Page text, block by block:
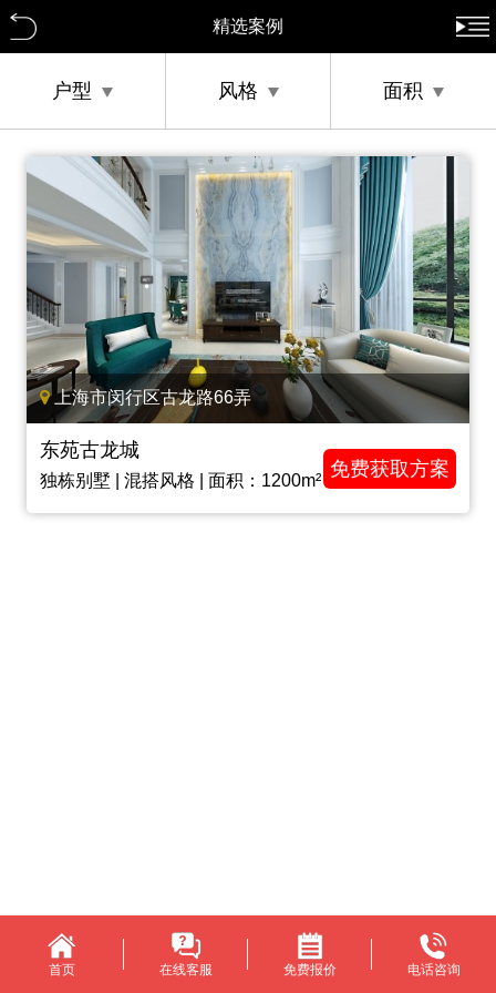
精选案例
户型 风格 面积
上海市闵行区古龙路66弄
东苑古龙城
独栋别墅 | 混搭风格 | 面积：1200m²
免费获取方案
首页 在线客服 免费报价 电话咨询